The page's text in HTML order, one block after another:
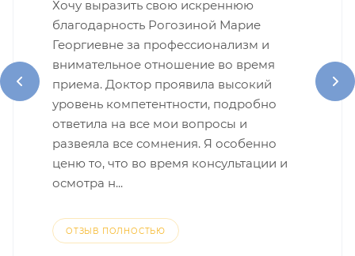
Хочу выразить свою искреннюю
благодарность Рогозиной Марие
Георгиевне за профессионализм и
внимательное отношение во время
приема. Доктор проявила высокий
уровень компетентности, подробно
ответила на все мои вопросы и
развеяла все сомнения. Я особенно
ценю то, что во время консультации и
осмотра н...
ОТЗЫВ ПОЛНОСТЬЮ